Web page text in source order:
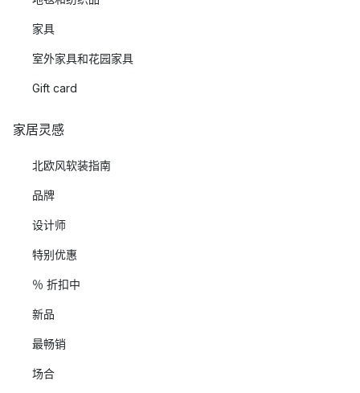
家具
室外家具和花园家具
Gift card
家居灵感
北欧风软装指南
品牌
设计师
特别优惠
％ 折扣中
新品
最畅销
场合